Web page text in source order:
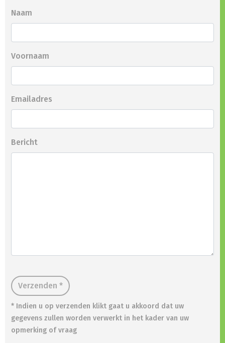
Naam
Voornaam
Emailadres
Bericht
Verzenden *
* Indien u op verzenden klikt gaat u akkoord dat uw
gegevens zullen worden verwerkt in het kader van uw
opmerking of vraag